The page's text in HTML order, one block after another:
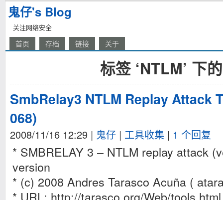
鬼仔's Blog
关注网络安全
首页 存档 链接 关于
标签 ‘NTLM’ 下
SmbRelay3 NTLM Replay Attack
068)
2008/11/16 12:29 | 鬼仔 | 工具收集 | 1 个回复
* SMBRELAY 3 – NTLM replay attack
version
* (c) 2008 Andres Tarasco Acuña (
* URL: http://tarasco.org/Web/tools.html